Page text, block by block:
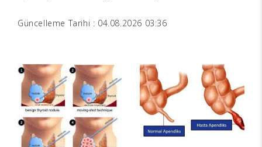
Güncelleme Tarihi : 04.08.2026 03:36